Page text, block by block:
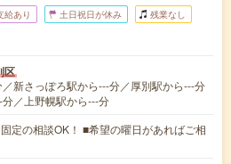
給あり 土日祝日が休み 残業なし
区
新さっぽろ駅から---分／厚別駅から---分
／上野幌駅から---分
定の相談OK！ ■希望の曜日があればご相